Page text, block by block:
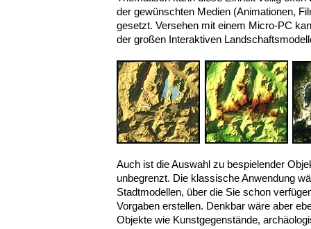
der gewünschten Medien (Animationen,
gesetzt. Versehen mit einem Micro-PC
der großen Interaktiven
Auch ist die Auswahl zu bespielender
unbegrenzt. Die klassische Anwendung
Stadtmodellen, über die Sie schon
Vorgaben erstellen. Denkbar wäre aber
Objekte wie Kunstgegenstände,